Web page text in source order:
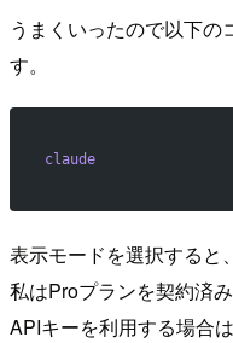
うまくいったので以下の
す。
claude
表示モードを選択すると
私はProプランを契約済
APIキーを利用する場合